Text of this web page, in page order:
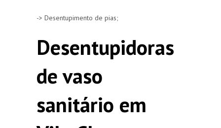
-> Desentupimento de pias;
Desentupidoras
de vaso
sanitário em